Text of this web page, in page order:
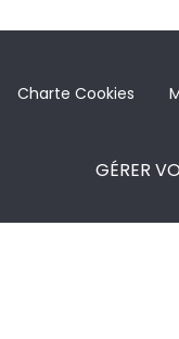
Charte Cookies
GÉRER